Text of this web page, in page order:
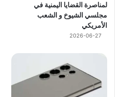
لمناصرة القضايا اليمنية في
مجلسي الشيوخ و الشعب
الأمريكي
2026-06-27